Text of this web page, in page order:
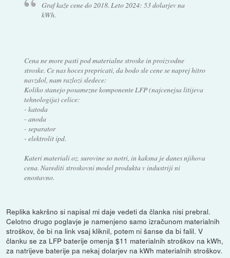
Graf kaže cene do 2018. Leto 2024: 53 dolarjev na
kWh.
Cena ne more pasti pod materialne stroske in proizvodne
stroske. Ce nas hoces prepricati, da bodo sle cene se naprej hitro
navzdol, nam razlozi sledece:
Koliko stanejo posamezne komponente LFP (najcenejsa litijeva
tehnologija) celice:
- katoda
- anoda
- separator
- elektrolit ipd.
Kateri materiali oz. surovine so notri, in kaksna je danes njihova
cena. Narediti stroskovni model produkta v industriji ni
enostavno.
Replika kakršno si napisal mi daje vedeti da članka nisi prebral.
Celotno drugo poglavje je namenjeno samo izračunom materialnih
stroškov, če bi na link vsaj kliknil, potem ni šanse da bi falil. V
članku se za LFP baterije omenja $11 materialnih stroškov na kWh,
za natrijeve baterije pa nekaj dolarjev na kWh materialnih stroškov.